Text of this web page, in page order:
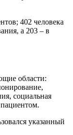
402 человека
а 203 – в
области:
социальная
указанный